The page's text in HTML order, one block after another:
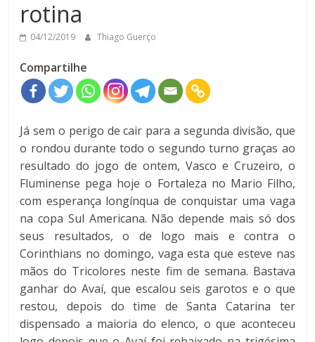
rotina
04/12/2019 Thiago Guerço
Compartilhe
Já sem o perigo de cair para a segunda divisão, que
o rondou durante todo o segundo turno graças ao
resultado do jogo de ontem, Vasco e Cruzeiro, o
Fluminense pega hoje o Fortaleza no Mario Filho,
com esperança longínqua de conquistar uma vaga
na copa Sul Americana. Não depende mais só dos
seus resultados, o de logo mais e contra o
Corinthians no domingo, vaga esta que esteve nas
mãos do Tricolores neste fim de semana. Bastava
ganhar do Avaí, que escalou seis garotos e o que
restou, depois do time de Santa Catarina ter
dispensado a maioria do elenco, o que aconteceu